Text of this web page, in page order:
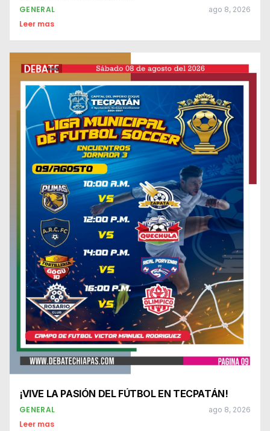
GENERAL ago 8, 2026
Leer mas
¡VIVE LA PASIÓN DEL FÚTBOL EN TECPATÁN!
GENERAL ago 8, 2026
Leer mas